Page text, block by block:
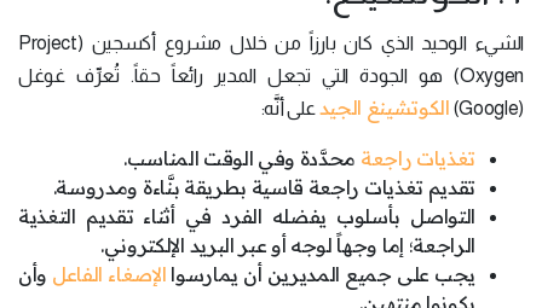
الشيء الوحيد الذي كان بارزاً من خلال مشروع أكسجين (Project
Oxygen) هو الجودة التي تجعل المدير رائعاً حقاً. تُعرِّف غوغل
(Google)
الكوتشينغ الجيد على أنَّه:
تغذيات راجعة محدَّدة وفي الوقت المناسب.
تقديم تغذيات راجعة قاسية بطريقة بنَّاءة ومدروسة.
التواصل بأسلوب يفضله الفرد في أثناء تقديم التغذية
الراجعة؛ إما وجهاً لوجه أو عبر البريد الإلكتروني.
يجب على جميع المديرين أن يمارسوا الإصغاء الفاعل وأن